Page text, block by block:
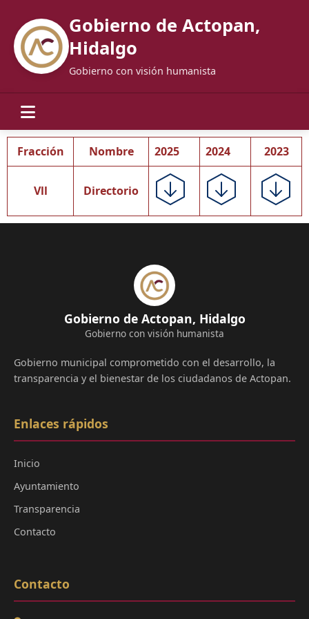
Gobierno de Actopan,
Hidalgo
Gobierno con visión humanista
Fracción Nombre 2025 2024 2023
Vll Directorio
Gobierno de Actopan, Hidalgo
Gobierno con visión humanista
Gobierno municipal comprometido con el desarrollo, la
transparencia y el bienestar de los ciudadanos de Actopan.
Enlaces rápidos
Inicio
Ayuntamiento
Transparencia
Contacto
Contacto